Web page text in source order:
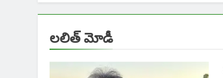
లలిత్ మోడీ